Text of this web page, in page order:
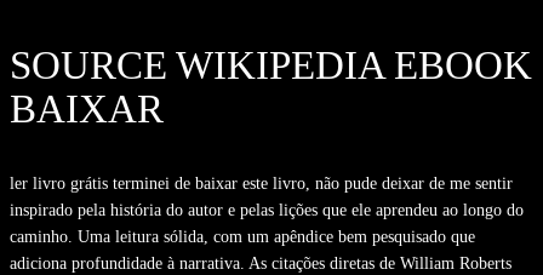
SOURCE WIKIPEDIA EBOOK
BAIXAR
ler livro grátis terminei de baixar este livro, não pude deixar de me sentir
inspirado pela história do autor e pelas lições que ele aprendeu ao longo do
caminho. Uma leitura sólida, com um apêndice bem pesquisado que
adiciona profundidade à narrativa. As citações diretas de William Roberts